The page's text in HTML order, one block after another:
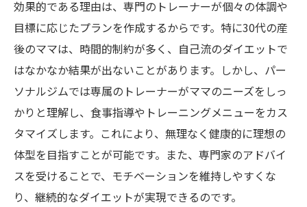
産後ママのための特別プログラム
N-SPORTSの実績と信頼の理由
忙しいママでも続けられるパーソナルジムのト
レーニング方法
短時間で効果を得られる時短トレーニング
法
パーソナルジムでの継続のコツ
たった30分で完了する効率的なトレーニン
グ
効果的である理由は、専門のトレーナーが個々の体調や
目標に応じたプランを作成するからです。特に30代の産
後のママは、時間的制約が多く、自己流のダイエットで
はなかなか結果が出ないことがあります。しかし、パー
ソナルジムでは専属のトレーナーがママのニーズをしっ
かりと理解し、食事指導やトレーニングメニューをカス
タマイズします。これにより、無理なく健康的に理想の
体型を目指すことが可能です。また、専門家のアドバイ
スを受けることで、モチベーションを維持しやすくな
り、継続的なダイエットが実現できるのです。